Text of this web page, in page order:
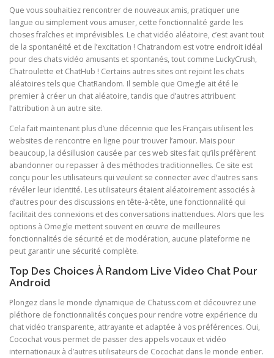
Que vous souhaitiez rencontrer de nouveaux amis, pratiquer une
langue ou simplement vous amuser, cette fonctionnalité garde les
choses fraîches et imprévisibles. Le chat vidéo aléatoire, c’est avant tout
de la spontanéité et de l’excitation ! Chatrandom est votre endroit idéal
pour des chats vidéo amusants et spontanés, tout comme LuckyCrush,
Chatroulette et ChatHub ! Certains autres sites ont rejoint les chats
aléatoires tels que ChatRandom. Il semble que Omegle ait été le
premier à créer un chat aléatoire, tandis que d’autres attribuent
l’attribution à un autre site.
Cela fait maintenant plus d’une décennie que les Français utilisent les
websites de rencontre en ligne pour trouver l’amour. Mais pour
beaucoup, la désillusion causée par ces web sites fait qu’ils préfèrent
abandonner ou repasser à des méthodes traditionnelles. Ce site est
conçu pour les utilisateurs qui veulent se connecter avec d’autres sans
révéler leur identité. Les utilisateurs étaient aléatoirement associés à
d’autres pour des discussions en tête-à-tête, une fonctionnalité qui
facilitait des connexions et des conversations inattendues. Alors que les
options à Omegle mettent souvent en œuvre de meilleures
fonctionnalités de sécurité et de modération, aucune plateforme ne
peut garantir une sécurité complète.
Top Des Choices À Random Live Video Chat Pour
Android
Plongez dans le monde dynamique de Chatuss.com et découvrez une
pléthore de fonctionnalités conçues pour rendre votre expérience du
chat vidéo transparente, attrayante et adaptée à vos préférences. Oui,
Cocochat vous permet de passer des appels vocaux et vidéo
internationaux à d’autres utilisateurs de Cocochat dans le monde entier.